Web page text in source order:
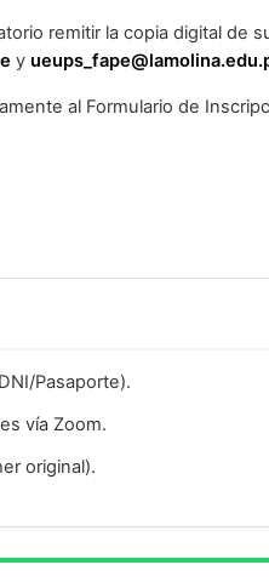
remitir la copia digital de
y
al Formulario de
Pasaporte).
vía Zoom.
original).